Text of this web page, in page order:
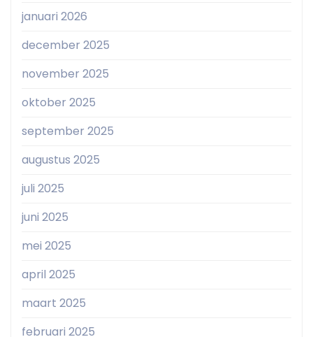
januari 2026
december 2025
november 2025
oktober 2025
september 2025
augustus 2025
juli 2025
juni 2025
mei 2025
april 2025
maart 2025
februari 2025